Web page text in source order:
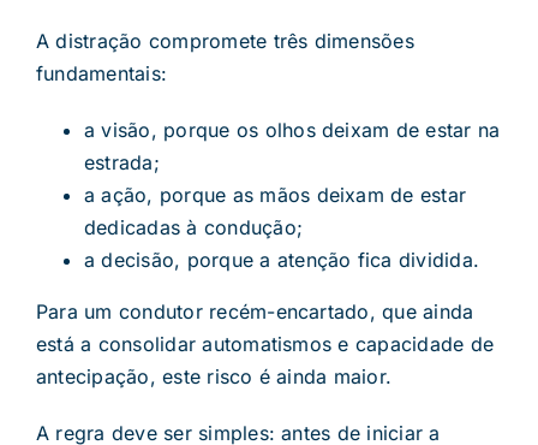
A distração compromete três dimensões
fundamentais:
a visão, porque os olhos deixam de estar na
estrada;
a ação, porque as mãos deixam de estar
dedicadas à condução;
a decisão, porque a atenção fica dividida.
Para um condutor recém-encartado, que ainda
está a consolidar automatismos e capacidade de
antecipação, este risco é ainda maior.
A regra deve ser simples: antes de iniciar a